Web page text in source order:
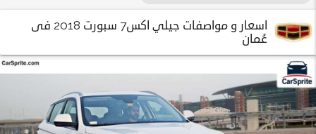
اسعار و مواصفات جيلي اكس7 سبورت 2018 فى
عُمان